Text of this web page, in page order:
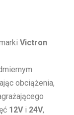
Victron
obciążenia,
12Vi 24V,